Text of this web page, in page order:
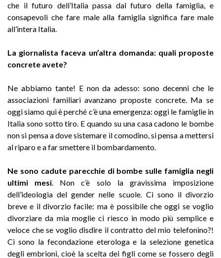
che il futuro dell’Italia passa dal futuro della famiglia, e
consapevoli che fare male alla famiglia significa fare male
all’intera Italia.
La giornalista faceva un’altra domanda: quali proposte
concrete avete?
Ne abbiamo tante! E non da adesso: sono decenni che le
associazioni familiari avanzano proposte concrete. Ma se
oggi siamo qui è perché c’è una emergenza: oggi le famiglie in
Italia sono sotto tiro. E quando su una casa cadono le bombe
non si pensa a dove sistemare il comodino, si pensa a mettersi
al riparo e a far smettere il bombardamento.
Ne sono cadute parecchie di bombe sulle famiglia negli
ultimi mesi . Non c’è solo la gravissima imposizione
dell’ideologia del gender nelle scuole. Ci sono il divorzio
breve e il divorzio facile: ma è possibile che oggi se voglio
divorziare da mia moglie ci riesco in modo più semplice e
veloce che se voglio disdire il contratto del mio telefonino?!
Ci sono la fecondazione eterologa e la selezione genetica
degli embrioni, cioè la scelta dei figli come se fossero degli